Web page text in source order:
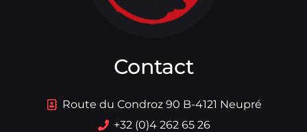
Contact
Route du Condroz 90 B-4121 Neupré
+32 (0)4 262 65 26